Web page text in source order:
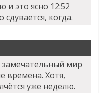
и это ясно 12:52
когда.
замечательный мир
времена. Хотя,
уже неделю.